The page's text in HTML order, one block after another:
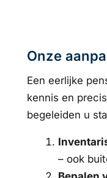
Onze
Een eerlijke
kennis en
begeleiden u
– ook